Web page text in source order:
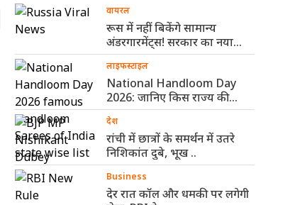
वायरल
रूस में नहीं बिकेंगे सामान्य
अंडरगारमेंट्स! सरकार का नया
नियम ..
लाइफस्टाइल
National Handloom Day
2026: जानिए किस राज्य की
कौन-सी हैंडलूम ..
देश
रांची में छात्रों के समर्थन में उतरे
निशिकांत दुबे, भूख ..
Business
देर रात कॉल और धमकी पर लगेगी